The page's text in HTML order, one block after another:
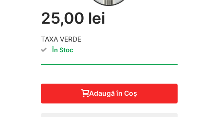
25,00 lei
TAXA VERDE
În Stoc
Adaugă în Coş